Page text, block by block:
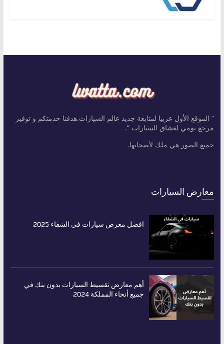
” الموقع الأول عربيا لمتابعة جديد عالم السيارات.هدفنا خدمتكم و توفير
مرجع يومي لعشاق السيارات “.
جميع الصور هي ملك لأصحابها.
معارض السيارات
افضل معرض سيارات في الشفاء 2025
أهم معارض تقسيط السيارات بدون بنك في
جميع أنحاء المملكة 2024